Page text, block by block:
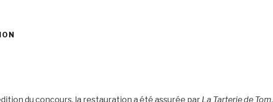
du concours, la restauration a été assurée par La Tarterie de Tom.